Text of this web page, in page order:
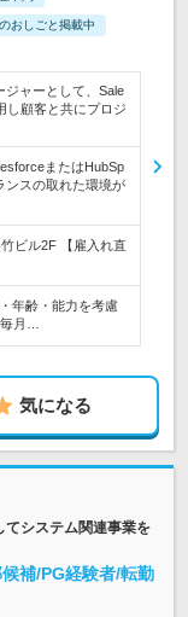
おしごと掲載中
ジャーとして、Sale
し顧客と共にプロジ
またはHubSp
スの取れた環境が
ビル2F 【雇入れ直
年齢・能力を考慮
月…
気になる
てシステム関連事業を
補/PG経験者/転勤